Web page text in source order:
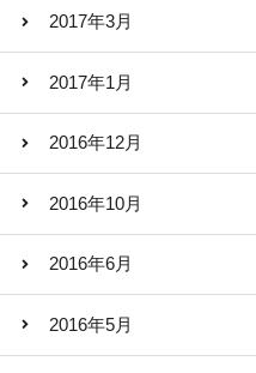
2017年3月
2017年1月
2016年12月
2016年10月
2016年6月
2016年5月